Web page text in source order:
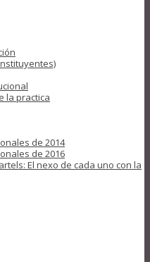
la practica
de 2014
de 2016
El nexo de cada uno con la